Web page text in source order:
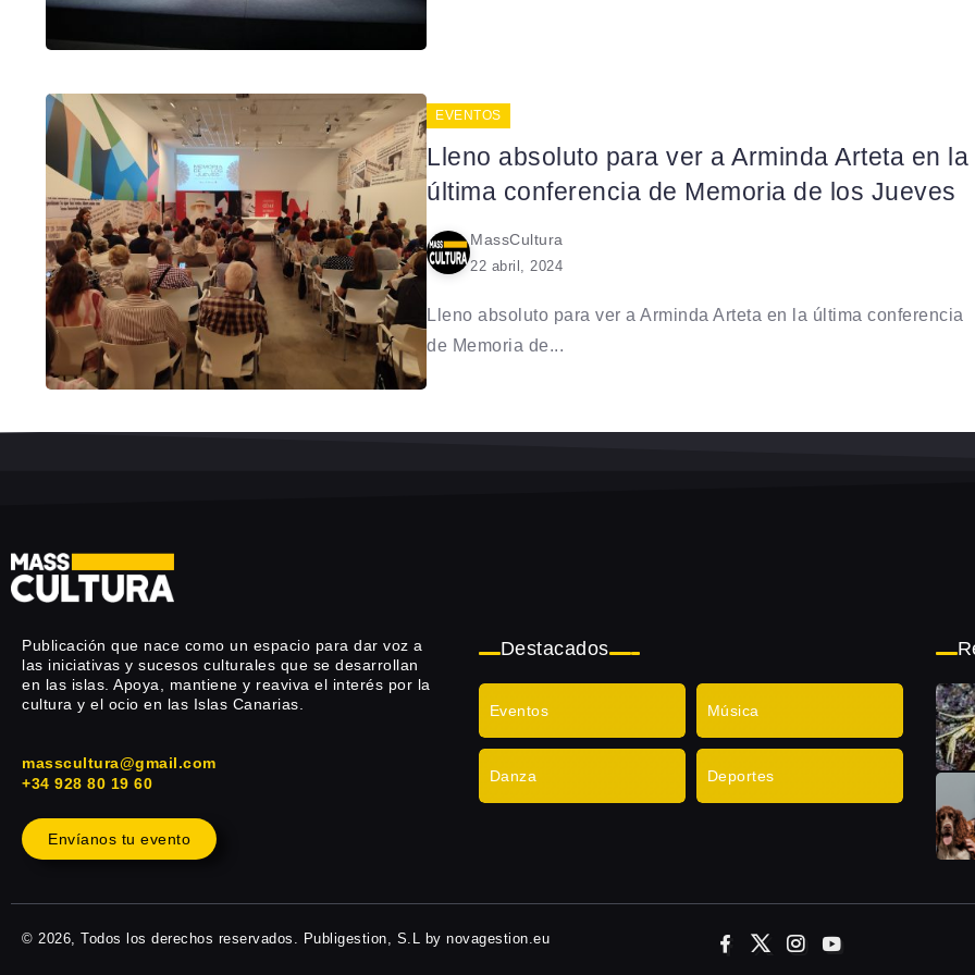
EVENTOS
Lleno absoluto para ver a Arminda Arteta en la
última conferencia de Memoria de los Jueves
MassCultura
22 abril, 2024
Lleno absoluto para ver a Arminda Arteta en la última conferencia
de Memoria de...
Publicación que nace como un espacio para dar voz a
las iniciativas y sucesos culturales que se desarrollan
en las islas. Apoya, mantiene y reaviva el interés por la
cultura y el ocio en las Islas Canarias.
masscultura@gmail.com
+34 928 80 19 60
Envíanos tu evento
Destacados
Eventos Música
Danza Deportes
© 2026, Todos los derechos reservados. Publigestion, S.L by novagestion.eu